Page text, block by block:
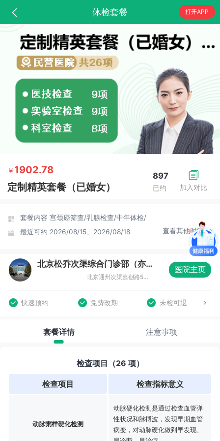
体检套餐 打开APP
加入对比
897
已约
￥ 1902.78
定制精英套餐（已婚女）
套餐内容 宫颈癌筛查/乳腺检查/中年体检/
最近可约 2026/08/15、2026/08/18 查看其他时间
北京松乔次渠综合门诊部（亦庄店）体检中心
北京通州次渠嘉创路5号新华联科技大厦三层（亦庄店）
医院主页
快速预约 免费改期 未检可退
套餐详情 注意事项
检查项目（26 项）
检查项目 检查指标意义
动脉粥样硬化检测
动脉硬化检测是通过检查血管弹
性状况和脉搏波，发现早期血管
病变，对动脉硬化做到早发现、